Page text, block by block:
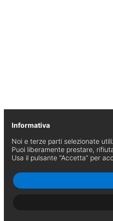
Informativa
Noi e terze parti selezionate
Puoi liberamente prestare,
Usa il pulsante “Accetta” per